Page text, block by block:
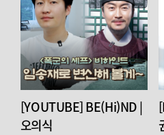
[YOUTUBE] BE(Hi)ND |
오의식